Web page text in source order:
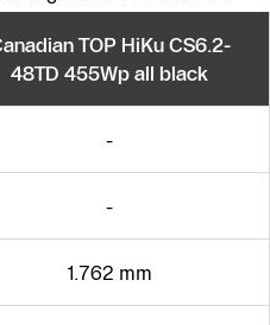
TOP HiKu CS6.2-
48TD 455Wp all black
-
-
1.762 mm